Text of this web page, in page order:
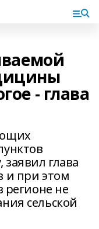
- глава
глава
и при этом
регионе не
сельской